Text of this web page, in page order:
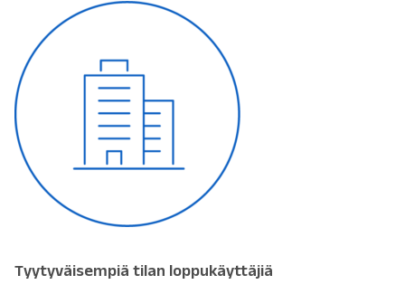
Tyytyväisempiä tilan loppukäyttäjiä